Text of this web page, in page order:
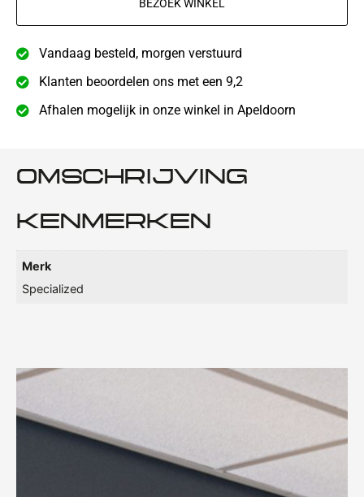
BEZOEK WINKEL
Vandaag besteld, morgen verstuurd
Klanten beoordelen ons met een 9,2
Afhalen mogelijk in onze winkel in Apeldoorn
OMSCHRIJVING
KENMERKEN
Merk
Specialized